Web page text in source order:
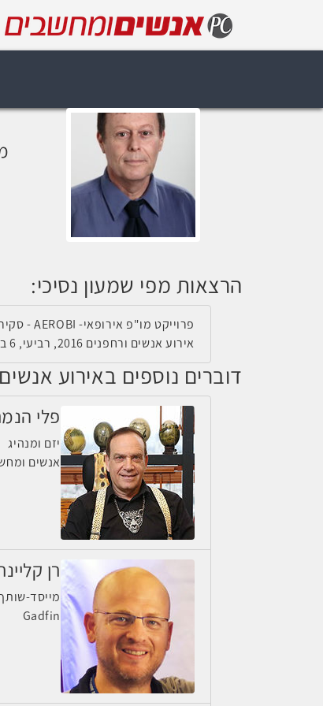
הרצאות מפי שמעון נסיכי:
פרוייקט מו"פ אירופאי- AEROBI - סקירת גשרים אוטומטית באמצעות רחפנים
אירוע אנשים ורחפנים 2016, רביעי, 6 באפריל 2016, 13:00
דוברים נוספים באירוע אנשים
פלי
יזם ומנהיג
אנשים
רן
מייסד-
Gadfin